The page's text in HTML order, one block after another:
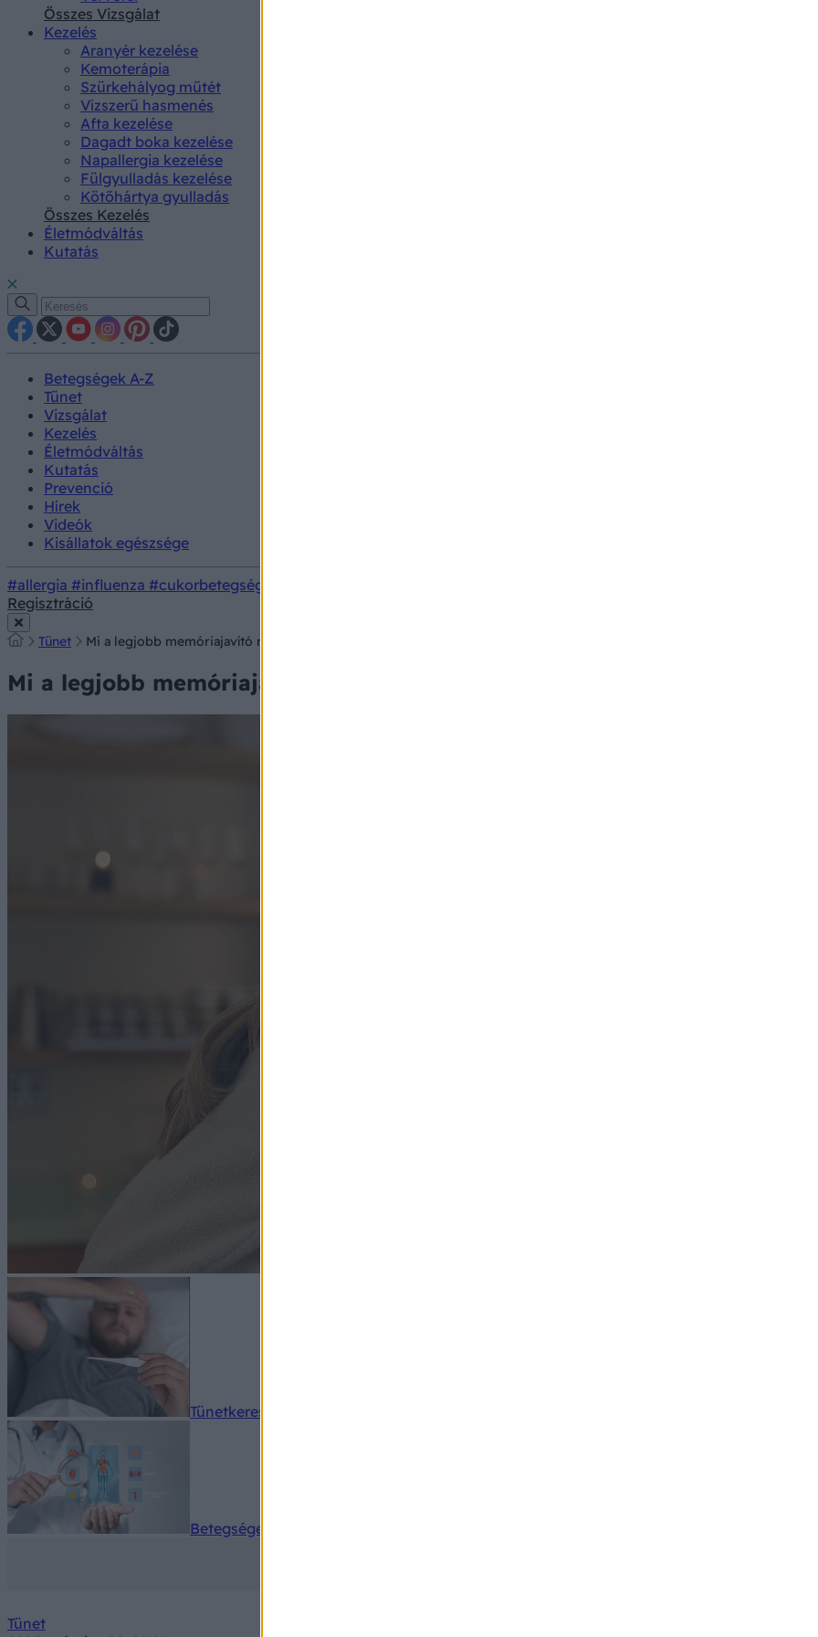
Összes Vizsgálat
Kezelés
Aranyér kezelése
Kemoterápia
Szürkehályog műtét
Vízszerű hasmenés
Afta kezelése
Dagadt boka kezelése
Napallergia kezelése
Fülgyulladás kezelése
Kötőhártya gyulladás
Összes Kezelés
Életmódváltás
Kutatás
Betegségek A-Z
Tünet
Vizsgálat
Kezelés
Életmódváltás
Kutatás
Prevenció
Hírek
Videók
Kisállatok egészsége
#allergia #influenza #cukorbetegség
Regisztráció
Tünet Mi a legjobb memóriajavító módszer?
Mi a legjobb memóriajavító módszer?
Tünetkereső
Betegségek A-Z
Tünet